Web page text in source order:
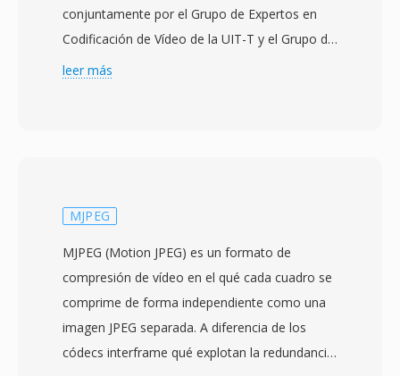
conjuntamente por el Grupo de Expertos en
Codificación de Vídeo de la UIT-T y el Grupo de
Expertos en Imágenes en Movimiento de
tasa de bits. El estándar consigue esto
más grandes de hasta 64x64 píxeles,
prediccion de movimiento más sofisticada con
35 modos intra direccionales, filtrado avanzado
de compensacion adaptativa de muestras y
herramientas de procesamiento paralelo qué
leer más
MJPEG
MJPEG (Motion JPEG) es un formato de
compresión de vídeo en el qué cada cuadro se
comprime de forma independiente como una
imagen JPEG separada. A diferencia de los
códecs interframe qué explotan la redundancia